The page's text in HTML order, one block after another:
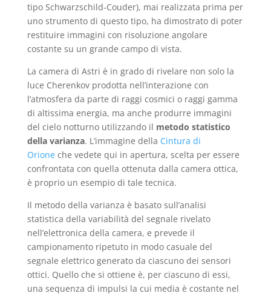
tipo Schwarzschild-Couder), mai realizzata prima per
uno strumento di questo tipo, ha dimostrato di poter
restituire immagini con risoluzione angolare
costante su un grande campo di vista.
La camera di Astri è in grado di rivelare non solo la
luce Cherenkov prodotta nell’interazione con
l’atmosfera da parte di raggi cosmici o raggi gamma
di altissima energia, ma anche produrre immagini
del cielo notturno utilizzando il metodo statistico
della varianza. L’immagine della Cintura di
Orioneche vedete qui in apertura, scelta per essere
confrontata con quella ottenuta dalla camera ottica,
è proprio un esempio di tale tecnica.
Il metodo della varianza è basato sull’analisi
statistica della variabilità del segnale rivelato
nell’elettronica della camera, e prevede il
campionamento ripetuto in modo casuale del
segnale elettrico generato da ciascuno dei sensori
ottici. Quello che si ottiene è, per ciascuno di essi,
una sequenza di impulsi la cui media è costante nel